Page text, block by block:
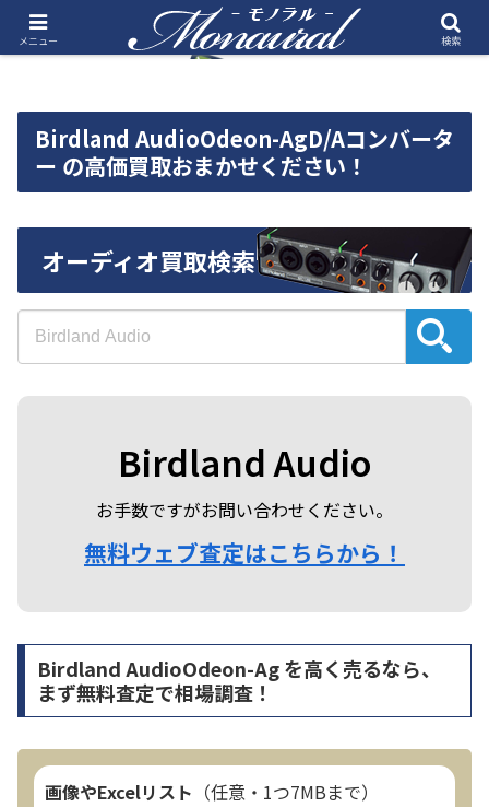
Birdland AudioOdeon-AgD/Aコンバータ
ー の高価買取おまかせください！
オーディオ買取検索
Birdland Audio
お手数ですがお問い合わせください。
無料ウェブ査定はこちらから！
Birdland AudioOdeon-Ag を高く売るなら、
まず無料査定で相場調査！
画像やExcelリスト （任意・1つ7MBまで）
メニュー 検索